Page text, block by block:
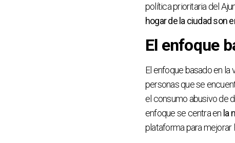
política prioritaria del
hogar de la ciudad son
El enfoque
El enfoque basado en
personas que se
el consumo abusivo de
enfoque se centra en la
plataforma para mejorar